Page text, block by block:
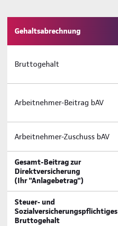
Gehaltsabrechnung
Bruttogehalt
Arbeitnehmer-Beitrag bAV
Arbeitnehmer-Zuschuss bAV
Gesamt-Beitrag zur
Direktversicherung
(Ihr "Anlagebetrag")
Steuer- und
Sozialversicherungspflichtiges
Bruttogehalt